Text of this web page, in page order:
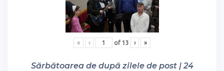
« ‹ of 13 › »
Sărbătoarea de după zilele de post | 24